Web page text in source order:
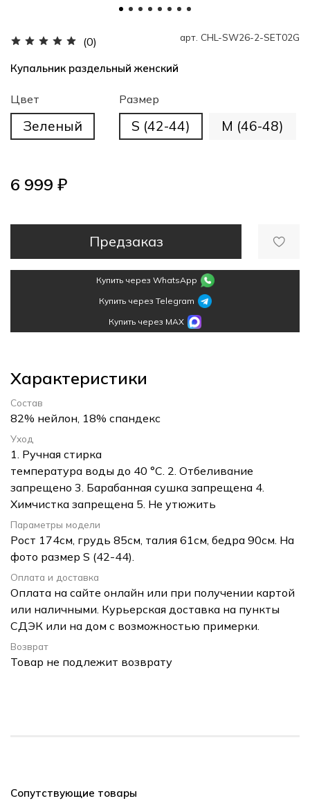
(0) арт. CHL-SW26-2-SET02G
Купальник раздельный женский
Цвет
Зеленый
Размер
S (42-44) M (46-48)
6 999 ₽
Предзаказ
Купить через WhatsApp
Купить через Telegram
Купить через MAX
Характеристики
Состав
82% нейлон, 18% спандекс
Уход
1. Ручная стирка
температура воды до 40 °C. 2. Отбеливание
запрещено 3. Барабанная сушка запрещена 4.
Химчистка запрещена 5. Не утюжить
Параметры модели
Рост 174см, грудь 85см, талия 61см, бедра 90см. На
фото размер S (42-44).
Оплата и доставка
Оплата на сайте онлайн или при получении картой
или наличными. Курьерская доставка на пункты
СДЭК или на дом с возможностью примерки.
Возврат
Товар не подлежит возврату
Сопутствующие товары